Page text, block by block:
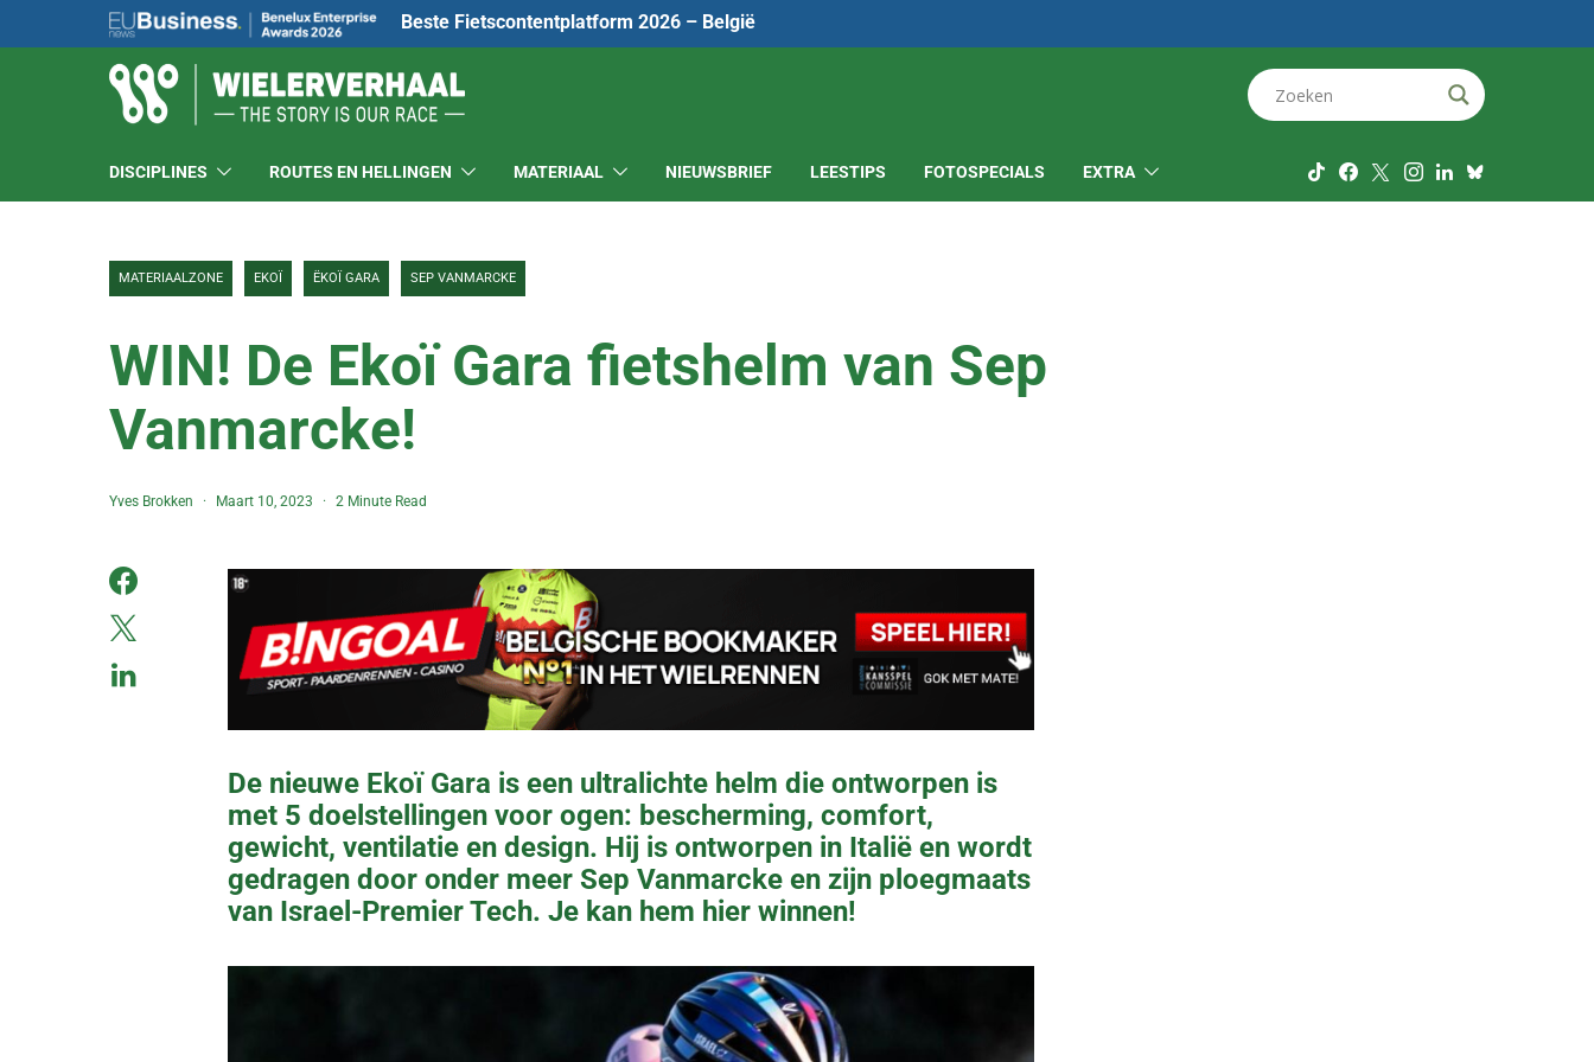
Beste Fietscontentplatform 2026 – België
DISCIPLINES ROUTES EN HELLINGEN MATERIAAL NIEUWSBRIEF LEESTIPS FOTOSPECIALS EXTRA
MATERIAALZONE EKOÏ ËKOÏ GARA SEP VANMARCKE
WIN! De Ekoï Gara fietshelm van Sep
Vanmarcke!
Yves Brokken Maart 10, 2023 2 Minute Read
De nieuwe Ekoï Gara is een ultralichte helm die ontworpen is
met 5 doelstellingen voor ogen: bescherming, comfort,
gewicht, ventilatie en design. Hij is ontworpen in Italië en wordt
gedragen door onder meer Sep Vanmarcke en zijn ploegmaats
van Israel-Premier Tech. Je kan hem hier winnen!